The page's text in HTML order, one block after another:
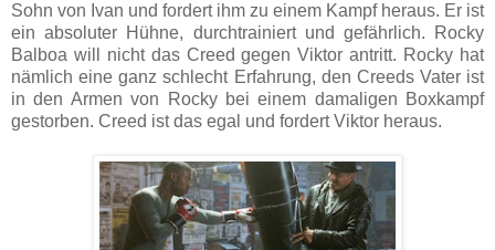
Sohn von Ivan und fordert ihm zu einem Kampf heraus. Er ist
ein absoluter Hühne, durchtrainiert und gefährlich. Rocky
Balboa will nicht das Creed gegen Viktor antritt. Rocky hat
nämlich eine ganz schlecht Erfahrung, den Creeds Vater ist
in den Armen von Rocky bei einem damaligen Boxkampf
gestorben. Creed ist das egal und fordert Viktor heraus.